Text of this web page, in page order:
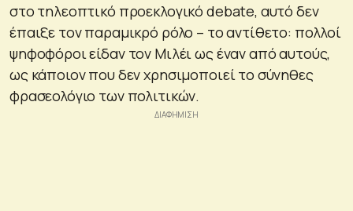
στο τηλεοπτικό προεκλογικό debate, αυτό δεν
έπαιξε τον παραμικρό ρόλο – το αντίθετο: πολλοί
ψηφοφόροι είδαν τον Μιλέι ως έναν από αυτούς,
ως κάποιον που δεν χρησιμοποιεί το σύνηθες
φρασεολόγιο των πολιτικών.